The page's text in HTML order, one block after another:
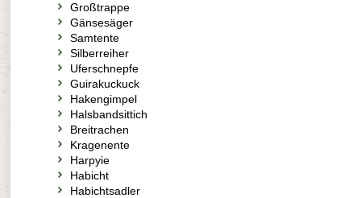
Großtrappe
Gänsesäger
Samtente
Silberreiher
Uferschnepfe
Guirakuckuck
Hakengimpel
Halsbandsittich
Breitrachen
Kragenente
Harpyie
Habicht
Habichtsadler